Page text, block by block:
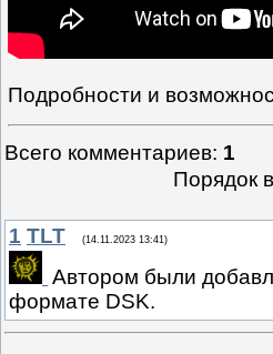
Подробности и
Всего комментариев: 1
Порядок
1 TLT (14.11.2023 13:41)
Автором были
формате DSK.